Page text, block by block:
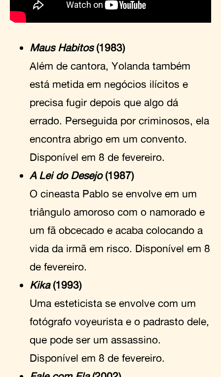
Maus Hábitos(1983)
Além de cantora, Yolanda também
está metida em negócios ilícitos e
precisa fugir depois que algo dá
errado. Perseguida por criminosos, ela
encontra abrigo em um convento.
Disponível em 8 de fevereiro.
A Lei do Desejo(1987)
O cineasta Pablo se envolve em um
triângulo amoroso com o namorado e
um fã obcecado e acaba colocando a
vida da irmã em risco. Disponível em 8
de fevereiro.
Kika (1993)
Uma esteticista se envolve com um
fotógrafo voyeurista e o padrasto dele,
que pode ser um assassino.
Disponível em 8 de fevereiro.